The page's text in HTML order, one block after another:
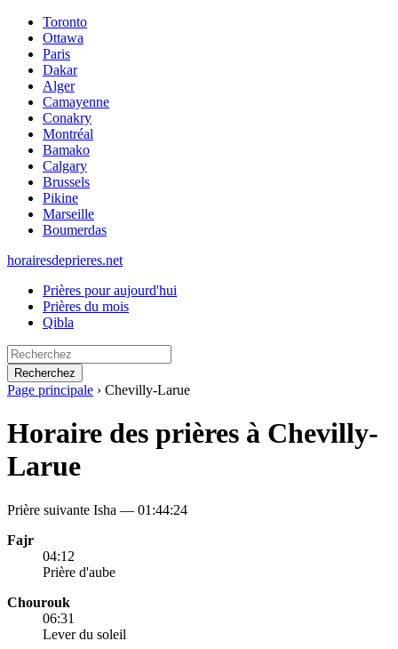
Toronto
Ottawa
Paris
Dakar
Alger
Camayenne
Conakry
Montréal
Bamako
Calgary
Brussels
Pikine
Marseille
Boumerdas
horairesdeprieres.net
Prières pour aujourd'hui
Prières du mois
Qibla
Recherchez
Page principale › Chevilly-Larue
Horaire des prières à Chevilly-
Larue
Prière suivante Isha — 01:44:24
Fajr
04:12
Prière d'aube
Chourouk
06:31
Lever du soleil